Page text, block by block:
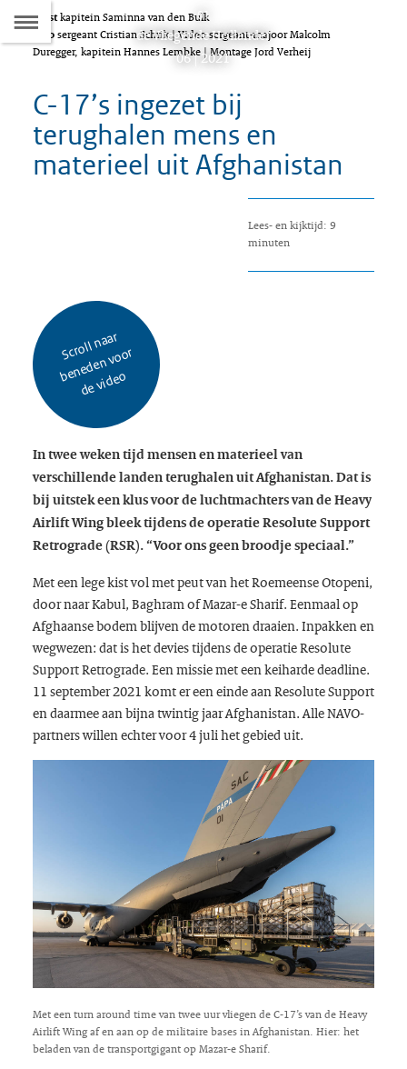
01
Dit
artikel
bij:
de Vliegende Hollander
06 | 2021
Tekstkapitein Saminna van den Bulk
Fotosergeant Cristian Schrik | Video sergeant-majoor Malcolm
Duregger, kapitein Hannes Lembke | Montage Jord Verheij
C-17’s ingezet bij
terughalen mens en
materieel uit Afghanistan
Lees- en kijktijd: 9
minuten
S
cr
oll
n
a
ar
b
e
n
e
d
e
n
v
o
or
d
e
vi
d
e
o
In twee weken tijd mensen en materieel van
verschillende landen terughalen uit Afghanistan. Dat is
bij uitstek een klus voor de luchtmachters van de Heavy
Airlift Wing bleek tijdens de operatie Resolute Support
Retrograde (RSR). “Voor ons geen broodje speciaal.”
Met een lege kist vol met peut van het Roemeense Otopeni,
door naar Kabul, Baghram of Mazar-e Sharif. Eenmaal op
Afghaanse bodem blijven de motoren draaien. Inpakken en
wegwezen: dat is het devies tijdens de operatie Resolute
Support Retrograde. Een missie met een keiharde deadline.
11 september 2021 komt er een einde aan Resolute Support
en daarmee aan bijna twintig jaar Afghanistan. Alle NAVO-
partners willen echter voor 4 juli het gebied uit.
Met een turn around time van twee uur vliegen de C-17’s van de Heavy
Airlift Wing af en aan op de militaire bases in Afghanistan. Hier: het
beladen van de transportgigant op Mazar-e Sharif.
Naar
de